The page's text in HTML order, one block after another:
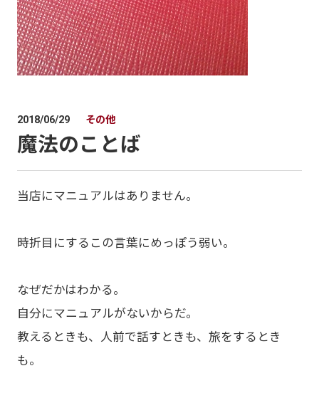
2018/06/29 その他
魔法のことば
当店にマニュアルはありません。
時折目にするこの言葉にめっぽう弱い。
なぜだかはわかる。
自分にマニュアルがないからだ。
教えるときも、人前で話すときも、旅をするとき
も。